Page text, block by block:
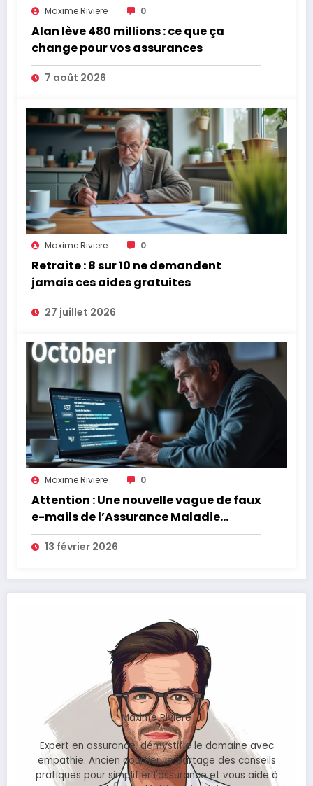
Maxime Riviere 0
Alan lève 480 millions : ce que ça
change pour vos assurances
7 août 2026
Maxime Riviere 0
Retraite : 8 sur 10 ne demandent
jamais ces aides gratuites
27 juillet 2026
Maxime Riviere 0
Attention : Une nouvelle vague de faux
e-mails de l’Assurance Maladie
menace la couverture de vos frais de
santé
13 février 2026
Maxime Rivière
Expert en assurance, démystifie le domaine avec
empathie. Ancien courtier, je partage des conseils
pratiques pour simplifier l'assurance et vous aide à